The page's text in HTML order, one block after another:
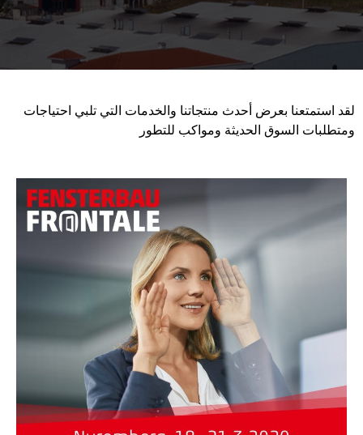
لقد استمتعنا بعرض أحدث منتجاتنا والخدمات التي تلبي احتياجات
ومتطلبات السوق الحديثة ومواكب للتطور